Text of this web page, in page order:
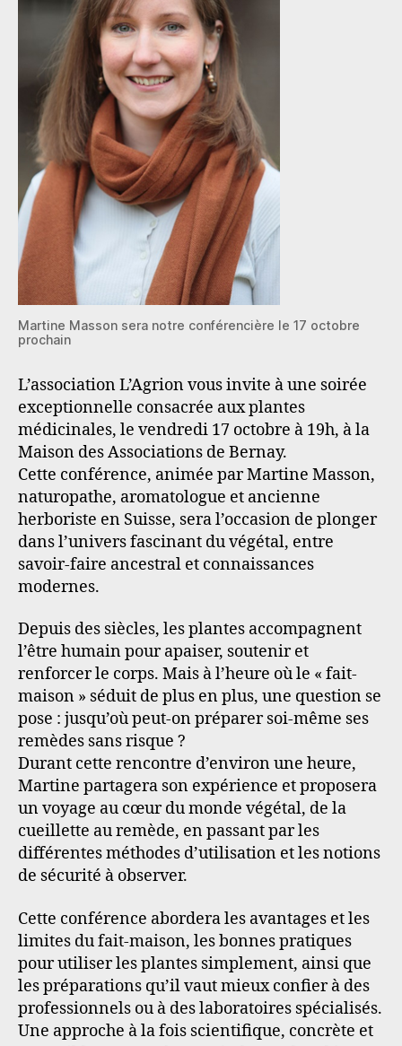
Martine Masson sera notre conférencière le 17 octobre
prochain
L’association L’Agrion vous invite à une soirée
exceptionnelle consacrée aux plantes
médicinales, le vendredi 17 octobre à 19h, à la
Maison des Associations de Bernay.
Cette conférence, animée par Martine Masson,
naturopathe, aromatologue et ancienne
herboriste en Suisse, sera l’occasion de plonger
dans l’univers fascinant du végétal, entre
savoir-faire ancestral et connaissances
modernes.
Depuis des siècles, les plantes accompagnent
l’être humain pour apaiser, soutenir et
renforcer le corps. Mais à l’heure où le « fait-
maison » séduit de plus en plus, une question se
pose : jusqu’où peut-on préparer soi-même ses
remèdes sans risque ?
Durant cette rencontre d’environ une heure,
Martine partagera son expérience et proposera
un voyage au cœur du monde végétal, de la
cueillette au remède, en passant par les
différentes méthodes d’utilisation et les notions
de sécurité à observer.
Cette conférence abordera les avantages et les
limites du fait-maison, les bonnes pratiques
pour utiliser les plantes simplement, ainsi que
les préparations qu’il vaut mieux confier à des
professionnels ou à des laboratoires spécialisés.
Une approche à la fois scientifique, concrète et